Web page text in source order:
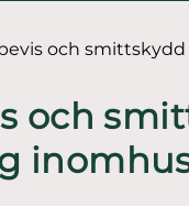
och
och